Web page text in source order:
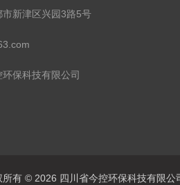
新津区兴园3路5号
保科技有限公司
所有 © 2026 四川省今控环保科技有